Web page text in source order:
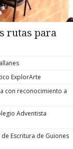
rutas para
ExplorArte
con reconocimiento a
Adventista
Escritura de Guiones